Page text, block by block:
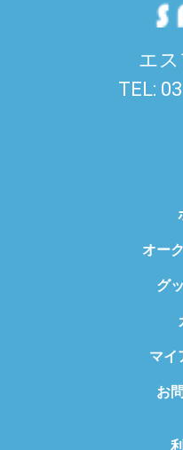
エス
TEL:
オー
グ
マイ
お